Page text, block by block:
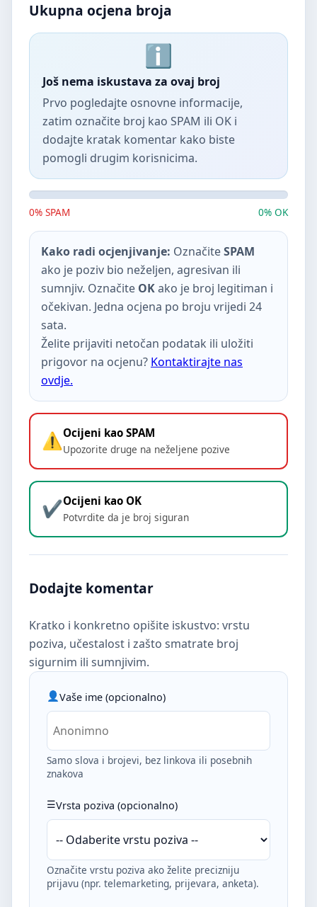
Ukupna ocjena broja
Još nema iskustava za ovaj broj
Prvo pogledajte osnovne informacije,
zatim označite broj kao SPAM ili OK i
dodajte kratak komentar kako biste
pomogli drugim korisnicima.
0% SPAM 0% OK
Kako radi ocjenjivanje: OznačiteSPAM
ako je poziv bio neželjen, agresivan ili
sumnjiv. Označite OKako je broj legitiman i
očekivan. Jedna ocjena po broju vrijedi 24
sata.
Želite prijaviti netočan podatak ili uložiti
prigovor na ocjenu? Kontaktirajte nas
ovdje.
Ocijeni kao SPAM
Upozorite druge na neželjene pozive
Ocijeni kao OK
Potvrdite da je broj siguran
Dodajte komentar
Kratko i konkretno opišite iskustvo: vrstu
poziva, učestalost i zašto smatrate broj
sigurnim ili sumnjivim.
Vaše ime (opcionalno)
Samo slova i brojevi, bez linkova ili posebnih
znakova
Vrsta poziva (opcionalno)
Označite vrstu poziva ako želite precizniju
prijavu (npr. telemarketing, prijevara, anketa).